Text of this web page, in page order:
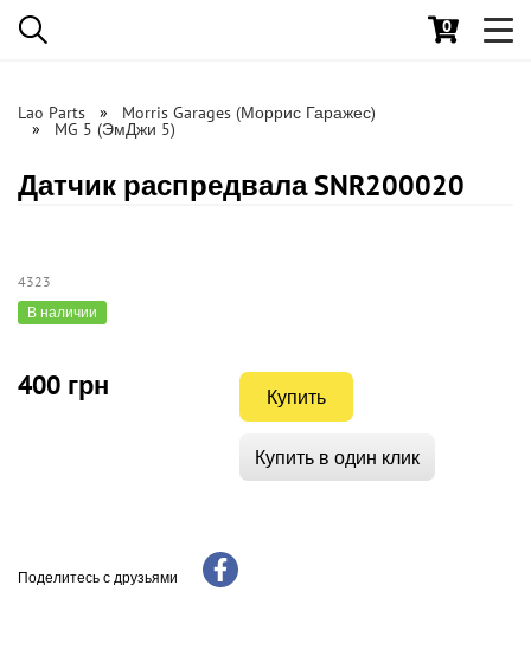
0
Lao Parts Morris Garages (Моррис Гаражес)
MG 5 (ЭмДжи 5)
Датчик распредвала SNR200020
4323
В наличии
400 грн Купить
Купить в один клик
Поделитесь с друзьями